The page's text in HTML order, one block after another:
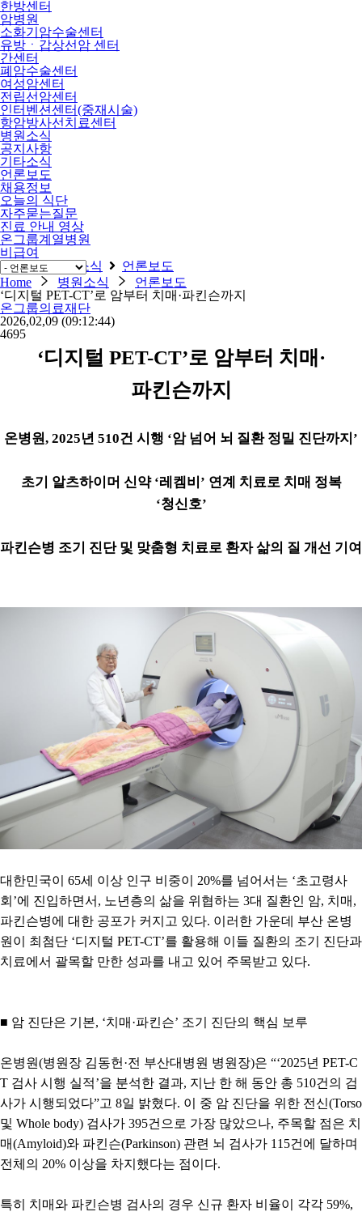
한방센터
암병원
소화기암수술센터
유방ㆍ갑상선암 센터
간센터
폐암수술센터
여성암센터
전립선암센터
인터벤션센터(중재시술)
항암방사선치료센터
병원소식
공지사항
기타소식
언론보도
채용정보
오늘의 식단
자주묻는질문
진료 안내 영상
온그룹계열병원
비급여
Home
병원소식
언론보도
Home
병원소식
언론보도
‘디지털 PET-CT’로 암부터 치매·파킨슨까지
온그룹의료재단
2026,02,09 (09:12:44)
4695
‘디지털 PET-CT’로 암부터 치매 ·
파킨슨까지
온병원, 2025년 510건 시행 ‘암 넘어 뇌 질환 정밀 진단까지 ’
초기 알츠하이머 신약 ‘레켐비 ’ 연계 치료로 치매 정복
‘청신호’
파킨슨병 조기 진단 및 맞춤형 치료로 환자 삶의 질 개선 기여
대한민국이 65세 이상 인구 비중이 20%를 넘어서는 ‘초고령사
회 ’에 진입하면서 , 노년층의 삶을 위협하는 3대 질환인 암, 치매 ,
파킨슨병에 대한 공포가 커지고 있다. 이러한 가운데 부산 온병
원이 최첨단 ‘디지털 PET-CT’를 활용해 이들 질환의 조기 진단과
치료에서 괄목할 만한 성과를 내고 있어 주목받고 있다.
■ 암 진단은 기본, ‘치매 ·파킨슨’ 조기 진단의 핵심 보루
온병원(병원장 김동헌 ·전 부산대병원 병원장)은 “‘2025년 PET-C
T 검사 시행 실적’을 분석한 결과, 지난 한 해 동안 총 510건의 검
사가 시행되었다”고 8일 밝혔다. 이 중 암 진단을 위한 전신(Torso
및 Whole body) 검사가 395건으로 가장 많았으나, 주목할 점은 치
매(Amyloid)와 파킨슨(Parkinson) 관련 뇌 검사가 115건에 달하며
전체의 20% 이상을 차지했다는 점이다.
특히 치매와 파킨슨병 검사의 경우 신규 환자 비율이 각각 59%,